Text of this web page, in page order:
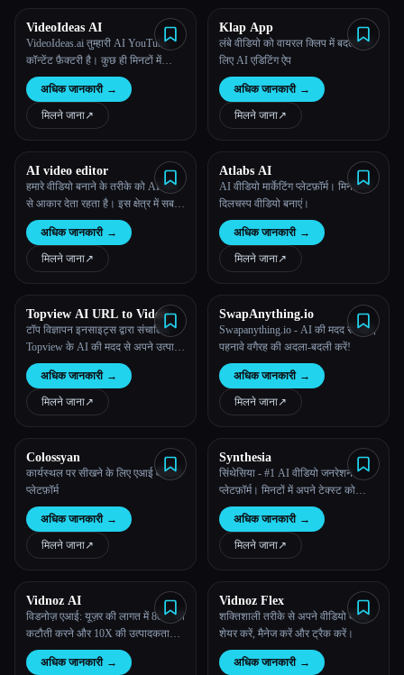
सभी श्रेणियाँ
हमारे बारे में
VideoIdeas AI
VideoIdeas.ai तुम्हारी AI YouTube
कॉन्टेंट फ़ैक्टरी है। कुछ ही मिनटों में
वायरल-योग्य स्क्रिप्ट्स, ताज़ा वीडियो
आइडिया और आकर्षक कॉन्टेंट जेनरेट
करें।
अधिक जानकारी →
मिलने जाना↗︎
Klap App
लंबे वीडियो को वायरल क्लिप में बदलने के
लिए AI एडिटिंग ऐप
अधिक जानकारी →
मिलने जाना↗︎
AI video editor
हमारे वीडियो बनाने के तरीके को AI फिर
से आकार देता रहता है। इस क्षेत्र में सबसे
नए नवाचारों में से एक है TopView.ai, जो
एक ऑनलाइन AI वीडियो एडिटर है, जो
स्ट्रीमलाइन करने के लिए AI की ताकत
का इस्तेमाल करता है
अधिक जानकारी →
मिलने जाना↗︎
Atlabs AI
AI वीडियो मार्केटिंग प्लेटफ़ॉर्म। मिनटों में
दिलचस्प वीडियो बनाएं।
अधिक जानकारी →
मिलने जाना↗︎
Topview AI URL to Video
टॉप विज्ञापन इनसाइट्स द्वारा संचालित
Topview के AI की मदद से अपने उत्पाद
URL को तुरन्त बढ़िया प्रदर्शन करने वाले
वीडियो में ट्रांसफ़ॉर्म करें।
अधिक जानकारी →
मिलने जाना↗︎
SwapAnything.io
Swapanything.io - AI की मदद से चेहरे,
पहनावे वगैरह की अदला-बदली करें!
अधिक जानकारी →
मिलने जाना↗︎
Colossyan
कार्यस्थल पर सीखने के लिए एआई वीडियो
प्लेटफ़ॉर्म
अधिक जानकारी →
मिलने जाना↗︎
Synthesia
सिंथेसिया - #1 AI वीडियो जनरेशन
प्लेटफ़ॉर्म। मिनटों में अपने टेक्स्ट को
वीडियो में बदलो
अधिक जानकारी →
मिलने जाना↗︎
Vidnoz AI
विडनोज़ एआई: यूज़र की लागत में 80% की
कटौती करने और 10X की उत्पादकता
बढ़ाने के लिए एक मुफ़्त AI वीडियो
प्लेटफ़ॉर्म पेश किया जा रहा है
अधिक जानकारी →
Vidnoz Flex
शक्तिशाली तरीके से अपने वीडियो बनाएं,
शेयर करें, मैनेज करें और ट्रैक करें।
अधिक जानकारी →